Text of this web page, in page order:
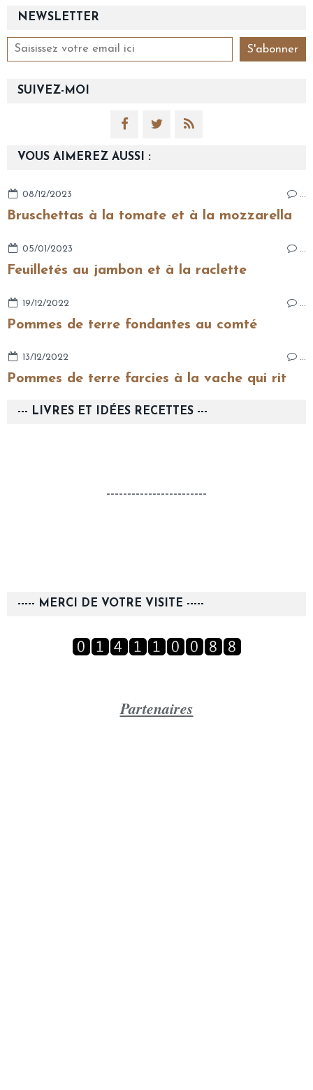
NEWSLETTER
SUIVEZ-MOI
VOUS AIMEREZ AUSSI :
08/12/2023 …
Bruschettas à la tomate et à la mozzarella
05/01/2023 …
Feuilletés au jambon et à la raclette
19/12/2022
Pommes de terre fondantes au comté
13/12/2022 …
Pommes de terre farcies à la vache qui rit
--- LIVRES ET IDÉES RECETTES ---
------------------------
----- MERCI DE VOTRE VISITE -----
Partenaires